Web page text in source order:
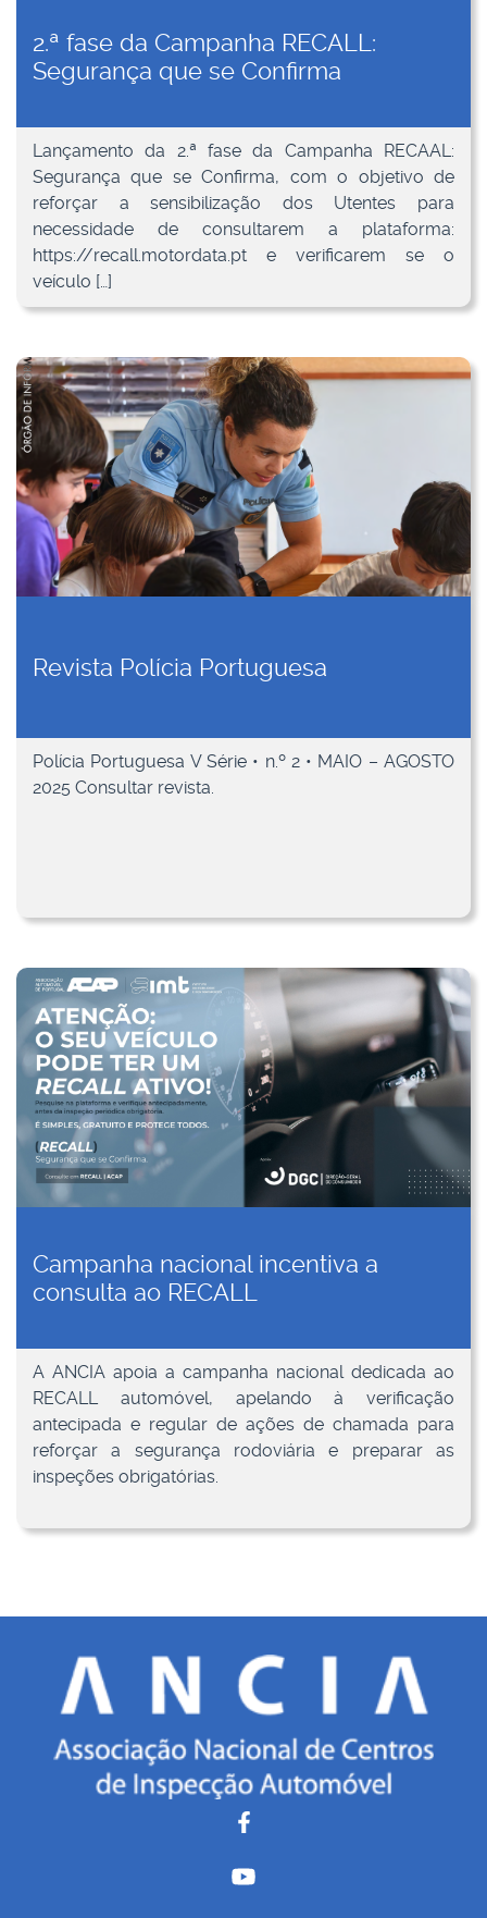
2.ª fase da Campanha RECALL:
Segurança que se Confirma
Lançamento da 2.ª fase da Campanha RECAAL:
Segurança que se Confirma, com o objetivo de
reforçar a sensibilização dos Utentes para
necessidade de consultarem a plataforma:
https://recall.motordata.pt e verificarem se o
veículo […]
Revista Polícia Portuguesa
Polícia Portuguesa V Série • n.º 2 • MAIO – AGOSTO
2025 Consultar revista.
Campanha nacional incentiva a
consulta ao RECALL
A ANCIA apoia a campanha nacional dedicada ao
RECALL automóvel, apelando à verificação
antecipada e regular de ações de chamada para
reforçar a segurança rodoviária e preparar as
inspeções obrigatórias.